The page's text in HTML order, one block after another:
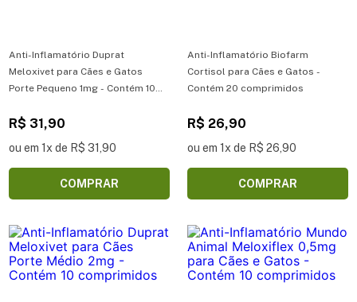
Anti-Inflamatório Duprat
Meloxivet para Cães e Gatos
Porte Pequeno 1mg - Contém 10
R$ 31,90
ou em 1x de R$ 31,90
COMPRAR
Anti-Inflamatório Biofarm
Cortisol para Cães e Gatos -
Contém 20 comprimidos
R$ 26,90
ou em 1x de R$ 26,90
COMPRAR